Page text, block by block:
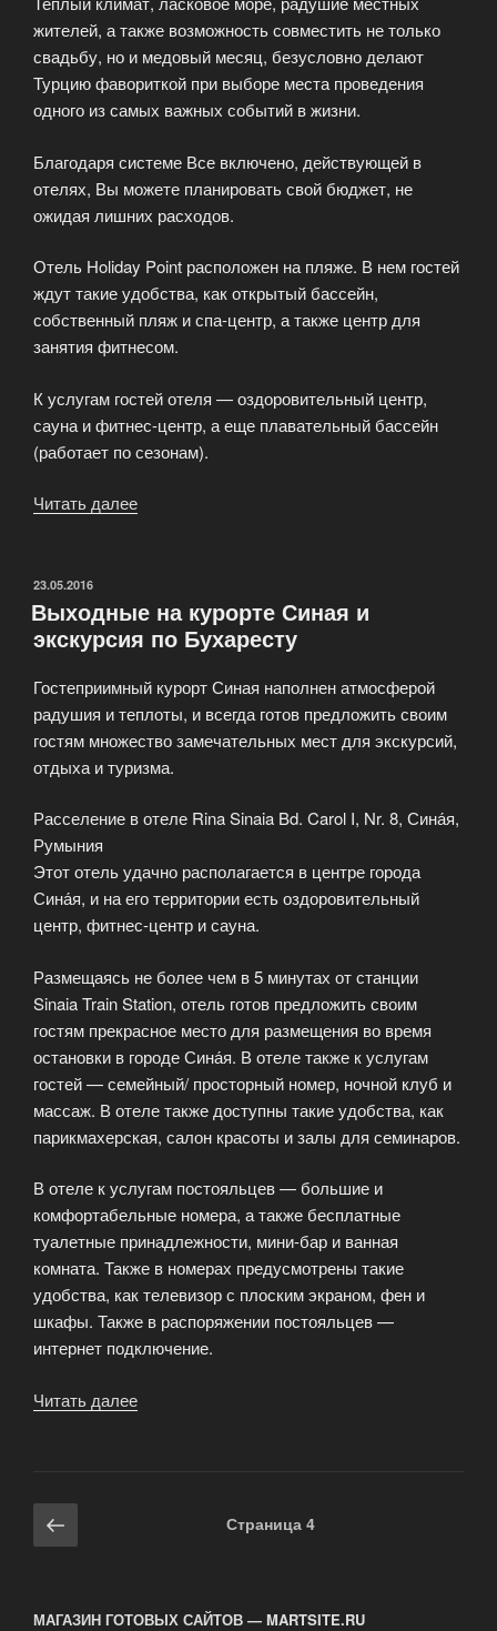
жителей, а также возможность совместить не только
свадьбу, но и медовый месяц, безусловно делают
Турцию фавориткой при выборе места проведения
одного из самых важных событий в жизни.
Благодаря системе Все включено, действующей в
отелях, Вы можете планировать свой бюджет, не
ожидая лишних расходов.
Отель Holiday Point расположен на пляже. В нем гостей
ждут такие удобства, как открытый бассейн,
собственный пляж и спа-центр, а также центр для
занятия фитнесом.
К услугам гостей отеля — оздоровительный центр,
сауна и фитнес-центр, а еще плавательный бассейн
(работает по сезонам).
Читать далее
ОПУБЛИКОВАНО
23.05.2016
Выходные на курорте Синая и
экскурсия по Бухаресту
Гостеприимный курорт Синая наполнен атмосферой
радушия и теплоты, и всегда готов предложить своим
гостям множество замечательных мест для экскурсий,
отдыха и туризма.
Расселение в отеле Rina Sinaia Bd. Carol I, Nr. 8, Сина́я,
Румыния
Этот отель удачно располагается в центре города
Сина́я, и на его территории есть оздоровительный
центр, фитнес-центр и сауна.
Размещаясь не более чем в 5 минутах от станции
Sinaia Train Station, отель готов предложить своим
гостям прекрасное место для размещения во время
остановки в городе Сина́я. В отеле также к услугам
гостей — семейный/ просторный номер, ночной клуб и
массаж. В отеле также доступны такие удобства, как
парикмахерская, салон красоты и залы для семинаров.
В отеле к услугам постояльцев — большие и
комфортабельные номера, а также бесплатные
туалетные принадлежности, мини-бар и ванная
комната. Также в номерах предусмотрены такие
удобства, как телевизор с плоским экраном, фен и
шкафы. Также в распоряжении постояльцев —
интернет подключение.
Читать далее
Навигация
по
Предыдущая
страница
Страница 4
МАГАЗИН ГОТОВЫХ САЙТОВ — MARTSITE.RU